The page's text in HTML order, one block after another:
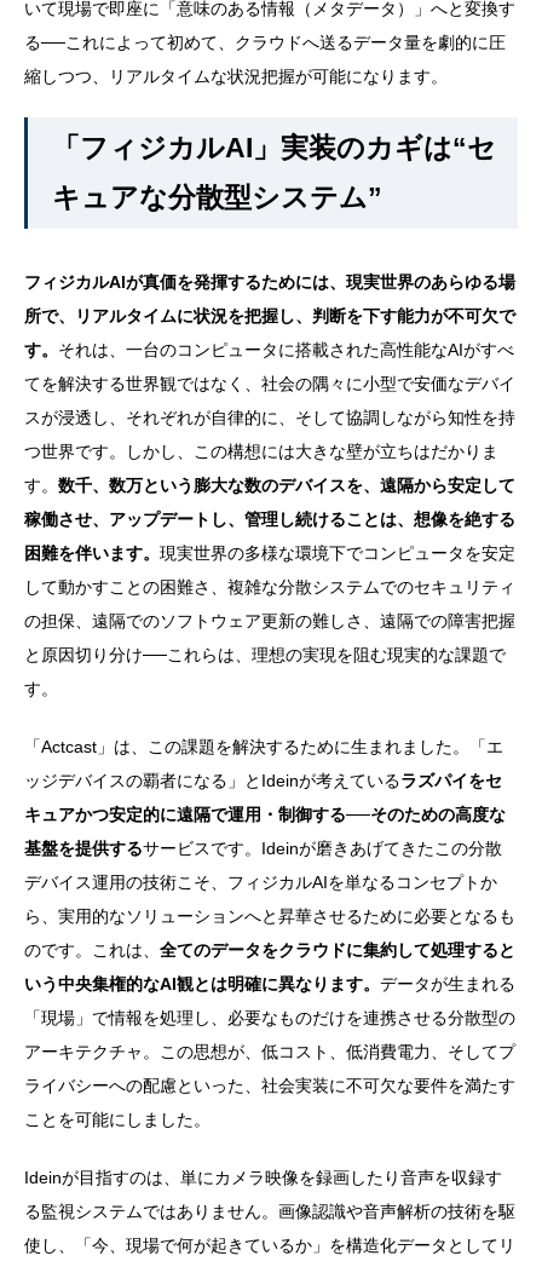
いて現場で即座に「意味のある情報（メタデータ）」へと変換す
る──これによって初めて、クラウドへ送るデータ量を劇的に圧
縮しつつ、リアルタイムな状況把握が可能になります。
「フィジカルAI」実装のカギは“セ
キュアな分散型システム”
フィジカルAIが真価を発揮するためには、現実世界のあらゆる場
所で、リアルタイムに状況を把握し、判断を下す能力が不可欠で
す。 それは、一台のコンピュータに搭載された高性能なAIがすべ
てを解決する世界観ではなく、社会の隅々に小型で安価なデバイ
スが浸透し、それぞれが自律的に、そして協調しながら知性を持
つ世界です。しかし、この構想には大きな壁が立ちはだかりま
す。 数千、数万という膨大な数のデバイスを、遠隔から安定して
稼働させ、アップデートし、管理し続けることは、想像を絶する
困難を伴います。 現実世界の多様な環境下でコンピュータを安定
して動かすことの困難さ、複雑な分散システムでのセキュリティ
の担保、遠隔でのソフトウェア更新の難しさ、遠隔での障害把握
と原因切り分け──これらは、理想の実現を阻む現実的な課題で
す。
「Actcast」は、この課題を解決するために生まれました。「エ
ッジデバイスの覇者になる」とIdeinが考えているラズパイをセ
キュアかつ安定的に遠隔で運用・制御する──そのための高度な
基盤を提供するサービスです。Ideinが磨きあげてきたこの分散
デバイス運用の技術こそ、フィジカルAIを単なるコンセプトか
ら、実用的なソリューションへと昇華させるために必要となるも
のです。これは、 全てのデータをクラウドに集約して処理すると
いう中央集権的なAI観とは明確に異なります。 データが生まれる
「現場」で情報を処理し、必要なものだけを連携させる分散型の
アーキテクチャ。この思想が、低コスト、低消費電力、そしてプ
ライバシーへの配慮といった、社会実装に不可欠な要件を満たす
ことを可能にしました。
Ideinが目指すのは、単にカメラ映像を録画したり音声を収録す
る監視システムではありません。 画像認識や音声解析の技術を駆
使し、「今、現場で何が起きているか」を構造化データとしてリ